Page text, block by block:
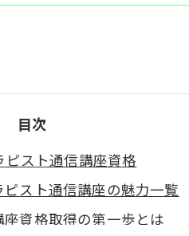
目次
スト通信講座資格
スト通信講座の魅力一覧
資格取得の第一歩とは